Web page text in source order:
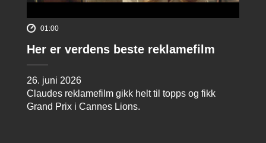
01:00
Her er verdens beste reklamefilm
26. juni 2026
Claudes reklamefilm gikk helt til topps og fikk
Grand Prix i Cannes Lions.